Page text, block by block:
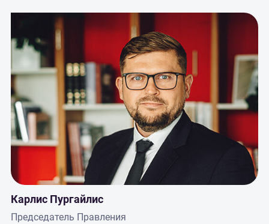
Карлис Пургайлис
Председатель Правления